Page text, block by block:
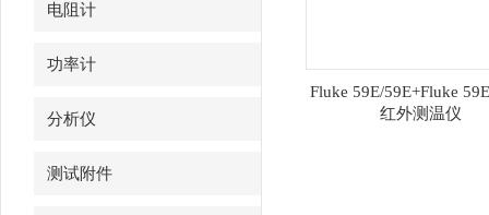
电阻计
功率计
分析仪
测试附件
Fluke 59E/59E+Fluke
红外测温仪